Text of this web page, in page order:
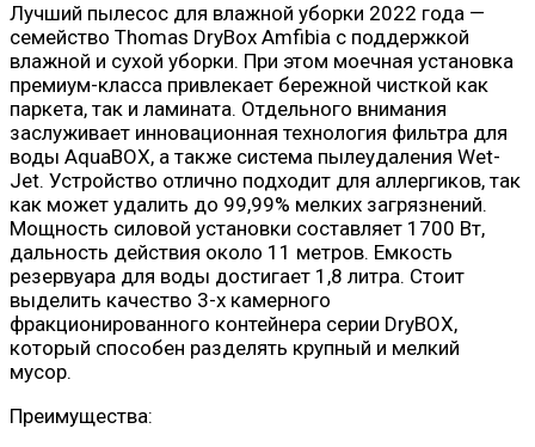
Лучший пылесос для влажной уборки 2022 года —
семейство Thomas DryBox Amfibia с поддержкой
влажной и сухой уборки. При этом моечная установка
премиум-класса привлекает бережной чисткой как
паркета, так и ламината. Отдельного внимания
заслуживает инновационная технология фильтра для
воды AquaBOX, а также система пылеудаления Wet-
Jet. Устройство отлично подходит для аллергиков, так
как может удалить до 99,99% мелких загрязнений.
Мощность силовой установки составляет 1700 Вт,
дальность действия около 11 метров. Емкость
резервуара для воды достигает 1,8 литра. Стоит
выделить качество 3-х камерного
фракционированного контейнера серии DryBOX,
который способен разделять крупный и мелкий
мусор.
Преимущества: